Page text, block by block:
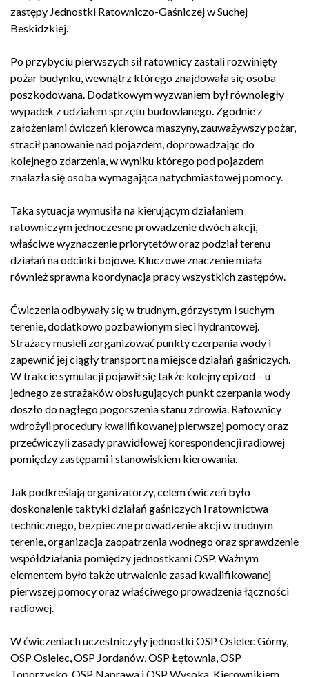
zastępy Jednostki Ratowniczo-Gaśniczej w Suchej
Beskidzkiej.
Po przybyciu pierwszych sił ratownicy zastali rozwinięty
pożar budynku, wewnątrz którego znajdowała się osoba
poszkodowana. Dodatkowym wyzwaniem był równoległy
wypadek z udziałem sprzętu budowlanego. Zgodnie z
założeniami ćwiczeń kierowca maszyny, zauważywszy pożar,
stracił panowanie nad pojazdem, doprowadzając do
kolejnego zdarzenia, w wyniku którego pod pojazdem
znalazła się osoba wymagająca natychmiastowej pomocy.
Taka sytuacja wymusiła na kierującym działaniem
ratowniczym jednoczesne prowadzenie dwóch akcji,
właściwe wyznaczenie priorytetów oraz podział terenu
działań na odcinki bojowe. Kluczowe znaczenie miała
również sprawna koordynacja pracy wszystkich zastępów.
Ćwiczenia odbywały się w trudnym, górzystym i suchym
terenie, dodatkowo pozbawionym sieci hydrantowej.
Strażacy musieli zorganizować punkty czerpania wody i
zapewnić jej ciągły transport na miejsce działań gaśniczych.
W trakcie symulacji pojawił się także kolejny epizod – u
jednego ze strażaków obsługujących punkt czerpania wody
doszło do nagłego pogorszenia stanu zdrowia. Ratownicy
wdrożyli procedury kwalifikowanej pierwszej pomocy oraz
przećwiczyli zasady prawidłowej korespondencji radiowej
pomiędzy zastępami i stanowiskiem kierowania.
Jak podkreślają organizatorzy, celem ćwiczeń było
doskonalenie taktyki działań gaśniczych i ratownictwa
technicznego, bezpieczne prowadzenie akcji w trudnym
terenie, organizacja zaopatrzenia wodnego oraz sprawdzenie
współdziałania pomiędzy jednostkami OSP. Ważnym
elementem było także utrwalenie zasad kwalifikowanej
pierwszej pomocy oraz właściwego prowadzenia łączności
radiowej.
W ćwiczeniach uczestniczyły jednostki OSP Osielec Górny,
OSP Osielec, OSP Jordanów, OSP Łętownia, OSP
Toporzysko, OSP Naprawa i OSP Wysoka. Kierownikiem